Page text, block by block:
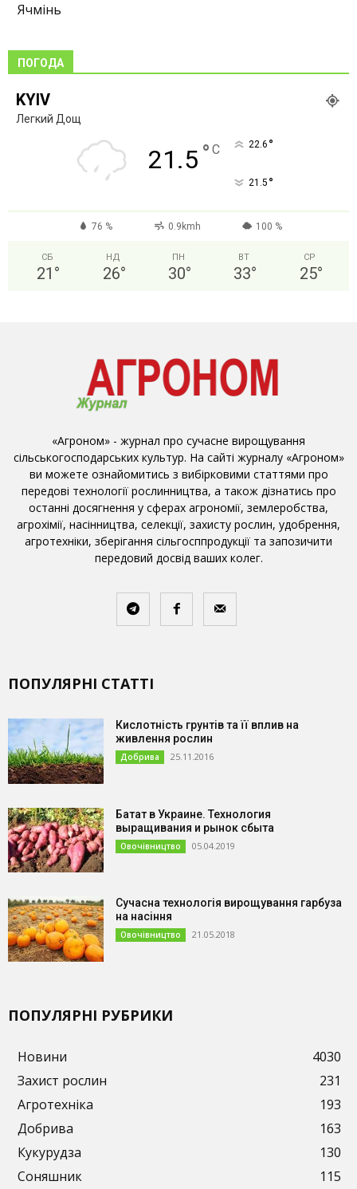
Ячмінь
ПОГОДА
KYIV
Легкий Дощ
21.5 ° C 22.6 °
21.5 °
76 % 0.9kmh 100 %
СБ
21 °
НД
26°
ПН
30°
ВТ
33°
СР
25°
«Агроном» - журнал про сучасне вирощування
сільськогосподарських культур. На сайті журналу «Агроном»
ви можете ознайомитись з вибірковими статтями про
передові технології рослинництва, а також дізнатись про
останні досягнення у сферах агрономії, землеробства,
агрохімії, насінництва, селекції, захисту рослин, удобрення,
агротехніки, зберігання сільгосппродукції та запозичити
передовий досвід ваших колег.
ПОПУЛЯРНІ СТАТТІ
Кислотність грунтів та її вплив на
живлення рослин
Добрива 25.11.2016
Батат в Украине. Технология
выращивания и рынок сбыта
Овочівництво 05.04.2019
Сучасна технологія вирощування гарбуза
на насіння
Овочівництво 21.05.2018
ПОПУЛЯРНІ РУБРИКИ
Новини
4030
Захист рослин
231
Агротехніка
193
Добрива
163
Кукурудза
130
Соняшник
115